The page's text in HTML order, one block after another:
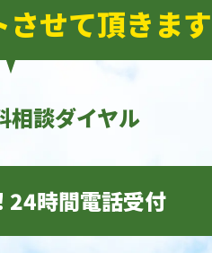
せて頂きま
相談ダイヤル
24時間電話受付